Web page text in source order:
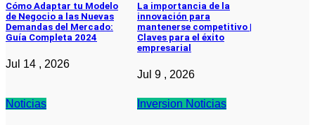
Cómo Adaptar tu Modelo
de Negocio a las Nuevas
Demandas del Mercado:
Guía Completa 2024
Jul 14 , 2026
La importancia de la
innovación para
mantenerse competitivo |
Claves para el éxito
empresarial
Jul 9 , 2026
Noticias Inversion Noticias